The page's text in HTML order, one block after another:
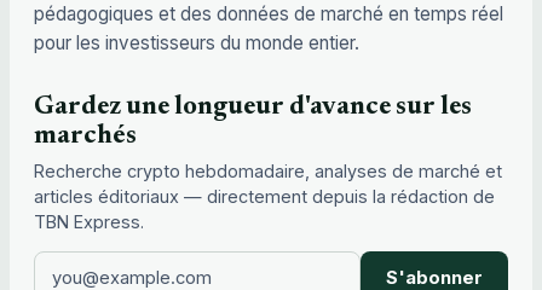
pédagogiques et des données de marché en temps réel
pour les investisseurs du monde entier.
Gardez une longueur d'avance sur les
marchés
Recherche crypto hebdomadaire, analyses de marché et
articles éditoriaux — directement depuis la rédaction de
TBN Express.
S'abonner